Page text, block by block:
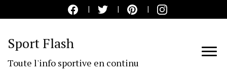
Sport Flash
Toute l'info sportive en continu